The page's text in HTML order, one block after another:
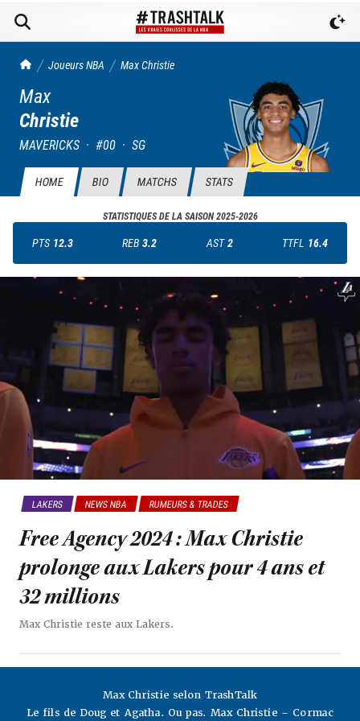
TrashTalk Actu NBA
Joueurs NBA MaxChristie
Max
Christie
MAVERICKS · #00 · SG
HOME BIO MATCHS STATS
STATISTIQUES DE LA SAISON2025-2026
PTS 12.3 REB 3.2 AST 2 TTFL 16.4
LAKERS NEWS NBA RUMEURS & TRADES
Free Agency 2024 : Max Christie
prolonge aux Lakers pour 4 ans et
32 millions
Max Christie reste aux Lakers.
Max Christie selon TrashTalk
Le fils de Doug et Agatha. Ou pas. Max Christie – Cormac